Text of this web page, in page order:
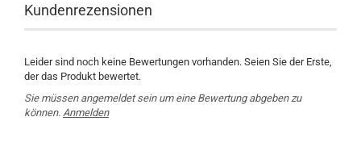
Kundenrezensionen
Leider sind noch keine Bewertungen vorhanden. Seien Sie der Erste,
der das Produkt bewertet.
Sie müssen angemeldet sein um eine Bewertung abgeben zu
können. Anmelden